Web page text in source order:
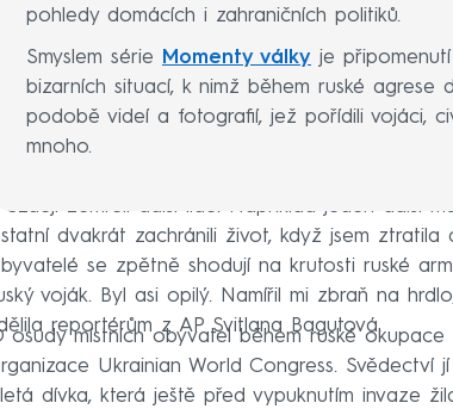
pohledy domácích i zahraničních politiků.
Smyslem série Momenty války je
bizarních situací, k nimž během ruské agrese
podobě videí a fotografií, jež pořídili vojáci,
mnoho.
zemřeli další lidé. Například jeden další
dvakrát zachránili život, když jsem ztratila
se zpětně shodují na krutosti ruské
voják. Byl asi opilý. Namířil mi zbraň na
reportérům z AP Svitlana Bagutová.
osudy místních obyvatel během ruské okupace
Ukrainian World Congress. Svědectví
dívka, která ještě před vypuknutím invaze